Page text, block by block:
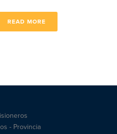
READ MORE